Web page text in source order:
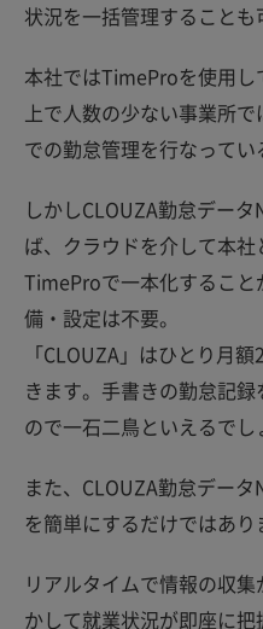
状況を一括管理することも
本社ではTimeProを使用
上で人数の少ない事業所
での勤怠管理を行なってい
しかしCLOUZA勤怠デー
ば、クラウドを介して本
TimeProで一本化するこ
備・設定は不要。
「CLOUZA」はひとり月
きます。手書きの勤怠記
ので一石二鳥といえるでし
また、CLOUZA勤怠デー
を簡単にするだけではあり
リアルタイムで情報の収
かして就業状況が即座に